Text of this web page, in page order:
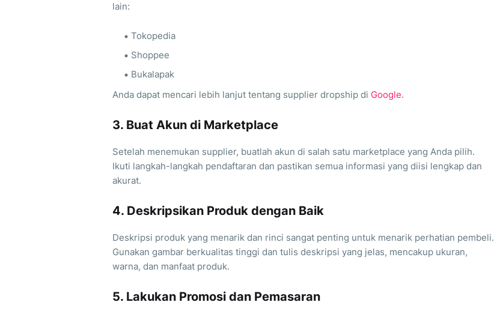
lain:
Tokopedia
Shoppee
Bukalapak
Anda dapat mencari lebih lanjut tentang supplier dropship di Google.
3. Buat Akun di Marketplace
Setelah menemukan supplier, buatlah akun di salah satu marketplace yang Anda pilih.
Ikuti langkah-langkah pendaftaran dan pastikan semua informasi yang diisi lengkap dan
akurat.
4. Deskripsikan Produk dengan Baik
Deskripsi produk yang menarik dan rinci sangat penting untuk menarik perhatian pembeli.
Gunakan gambar berkualitas tinggi dan tulis deskripsi yang jelas, mencakup ukuran,
warna, dan manfaat produk.
5. Lakukan Promosi dan Pemasaran